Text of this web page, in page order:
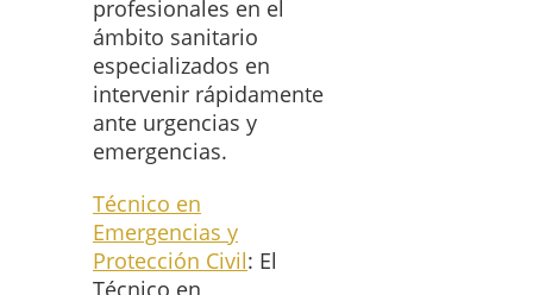
profesionales en el
ámbito sanitario
especializados en
intervenir rápidamente
ante urgencias y
emergencias.
Técnico en
Emergencias y
Protección Civil: El